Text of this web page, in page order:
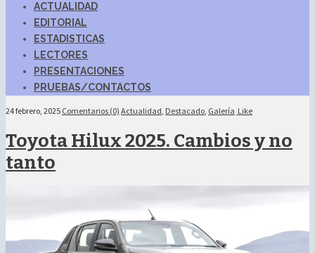
ACTUALIDAD
EDITORIAL
ESTADISTICAS
LECTORES
PRESENTACIONES
PRUEBAS/CONTACTOS
24 febrero, 2025 Comentarios (0) Actualidad, Destacado, Galería Like
Toyota Hilux 2025. Cambios y no
tanto